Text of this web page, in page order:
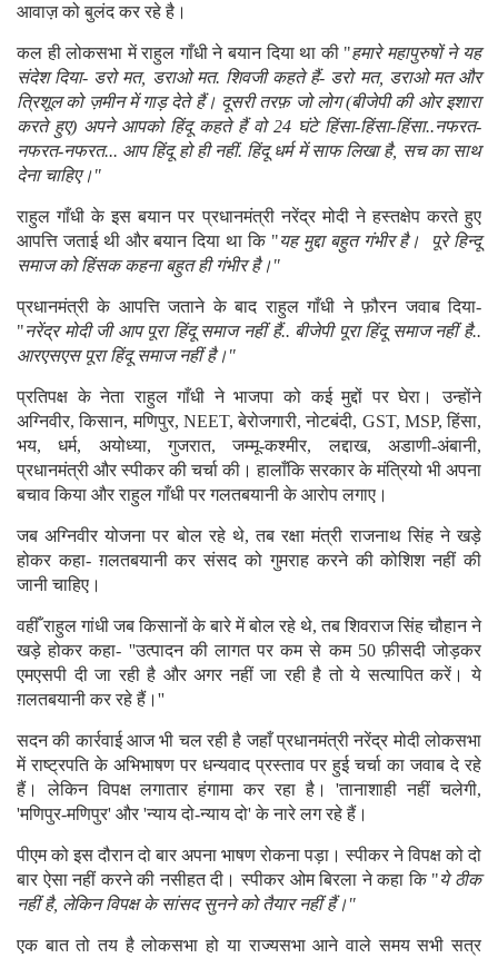
आवाज़ को बुलंद कर रहे है।
कल ही लोकसभा में राहुल गाँधी ने बयान दिया था की "हमारे महापुरुषों ने यह
संदेश दिया- डरो मत, डराओ मत. शिवजी कहते हैं- डरो मत, डराओ मत और
त्रिशूल को ज़मीन में गाड़ देते हैं। दूसरी तरफ़ जो लोग (बीजेपी की ओर इशारा
करते हुए) अपने आपको हिंदू कहते हैं वो 24 घंटे हिंसा-हिंसा-हिंसा..नफरत-
नफरत-नफरत... आप हिंदू हो ही नहीं. हिंदू धर्म में साफ लिखा है, सच का साथ
देना चाहिए।"
राहुल गाँधी के इस बयान पर प्रधानमंत्री नरेंद्र मोदी ने हस्तक्षेप करते हुए
आपत्ति जताई थी और बयान दिया था कि "यह मुद्दा बहुत गंभीर है। पूरे हिन्दू
समाज को हिंसक कहना बहुत ही गंभीर है।"
प्रधानमंत्री के आपत्ति जताने के बाद राहुल गाँधी ने फ़ौरन जवाब दिया-
"नरेंद्र मोदी जी आप पूरा हिंदू समाज नहीं हैं.. बीजेपी पूरा हिंदू समाज नहीं है..
आरएसएस पूरा हिंदू समाज नहीं है।"
प्रतिपक्ष के नेता राहुल गाँधी ने भाजपा को कई मुद्दों पर घेरा। उन्होंने
अग्निवीर, किसान, मणिपुर, NEET, बेरोजगारी, नोटबंदी, GST, MSP, हिंसा,
भय, धर्म, अयोध्या, गुजरात, जम्मू-कश्मीर, लद्दाख, अडाणी-अंबानी,
प्रधानमंत्री और स्पीकर की चर्चा की। हालाँकि सरकार के मंत्रियो भी अपना
बचाव किया और राहुल गाँधी पर गलतबयानी के आरोप लगाए।
जब अग्निवीर योजना पर बोल रहे थे, तब रक्षा मंत्री राजनाथ सिंह ने खड़े
होकर कहा- ग़लतबयानी कर संसद को गुमराह करने की कोशिश नहीं की
जानी चाहिए।
वहीँ राहुल गांधी जब किसानों के बारे में बोल रहे थे, तब शिवराज सिंह चौहान ने
खड़े होकर कहा- ''उत्पादन की लागत पर कम से कम 50 फ़ीसदी जोड़कर
एमएसपी दी जा रही है और अगर नहीं जा रही है तो ये सत्यापित करें। ये
ग़लतबयानी कर रहे हैं।''
सदन की कार्रवाई आज भी चल रही है जहाँ प्रधानमंत्री नरेंद्र मोदी लोकसभा
में राष्ट्रपति के अभिभाषण पर धन्यवाद प्रस्ताव पर हुई चर्चा का जवाब दे रहे
हैं। लेकिन विपक्ष लगातार हंगामा कर रहा है। 'तानाशाही नहीं चलेगी,
'मणिपुर-मणिपुर' और 'न्याय दो-न्याय दो' के नारे लग रहे हैं।
पीएम को इस दौरान दो बार अपना भाषण रोकना पड़ा। स्पीकर ने विपक्ष को दो
बार ऐसा नहीं करने की नसीहत दी। स्पीकर ओम बिरला ने कहा कि "ये ठीक
नहीं है, लेकिन विपक्ष के सांसद सुनने को तैयार नहीं हैं।"
एक बात तो तय है लोकसभा हो या राज्यसभा आने वाले समय सभी सत्र